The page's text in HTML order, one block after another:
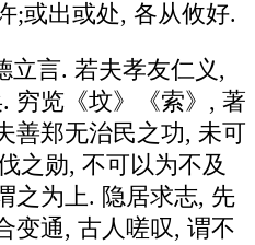
;或出或处, 各从攸好.
立言. 若夫孝友仁义,
穷览《坟》《索》, 著
善郑无治民之功, 未可
之勋, 不可以为不及
之为上. 隐居求志, 先
变通, 古人嗟叹, 谓不